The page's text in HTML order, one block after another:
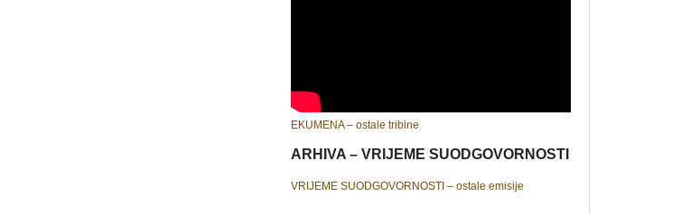
EKUMENA – ostale tribine
ARHIVA – VRIJEME SUODGOVORNOSTI
VRIJEME SUODGOVORNOSTI – ostale emisije